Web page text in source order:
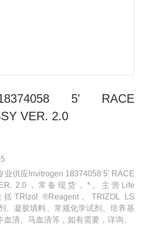
5' RACE
VER. 2.0
业供应Invitrogen 18374058 5' RACE
2.0，常备现货，*。主营Life
TRlzol ®Reagent、TRIZOL LS
、凝胶填料、常规化学试剂、培养基
清、马血清等，如有需要，详询。